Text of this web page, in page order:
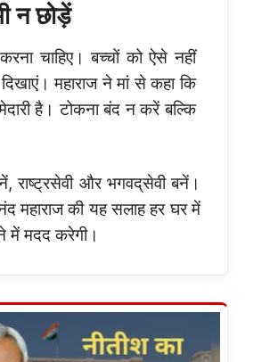
न छोड़ें
चाहिए। बच्चों को ऐसे नहीं
महाराज ने मां से कहा कि
है। टोकना बंद न करें बल्कि
राष्ट्रसेवी और भगवद्‌सेवी बनें।
महाराज की यह सलाह हर घर में
में मदद करेगी।